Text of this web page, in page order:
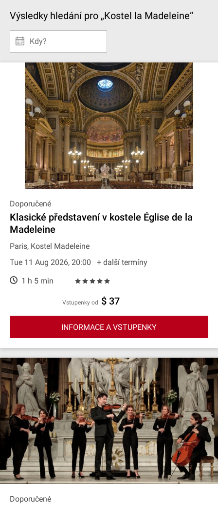
Výsledky hledání pro „Kostel la Madeleine“
Kdy?
Doporučené
Klasické představení v kostele Église de la
Madeleine
Paris, Kostel Madeleine
Tue 11 Aug 2026, 20:00
+ další termíny
1 h 5 min
Vstupenky od $ 37
INFORMACE A VSTUPENKY
Doporučené